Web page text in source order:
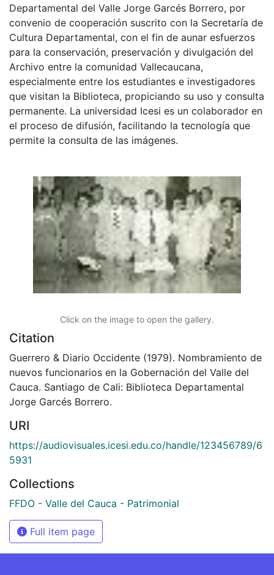
Departamental del Valle Jorge Garcés Borrero, por
convenio de cooperación suscrito con la Secretaría de
Cultura Departamental, con el fin de aunar esfuerzos
para la conservación, preservación y divulgación del
Archivo entre la comunidad Vallecaucana,
especialmente entre los estudiantes e investigadores
que visitan la Biblioteca, propiciando su uso y consulta
permanente. La universidad Icesi es un colaborador en
el proceso de difusión, facilitando la tecnología que
permite la consulta de las imágenes.
Click on the image to open the gallery.
Citation
Guerrero & Diario Occidente (1979). Nombramiento de
nuevos funcionarios en la Gobernación del Valle del
Cauca. Santiago de Cali: Biblioteca Departamental
Jorge Garcés Borrero.
URI
https://audiovisuales.icesi.edu.co/handle/123456789/6
5931
Collections
FFDO - Valle del Cauca - Patrimonial
Full item page